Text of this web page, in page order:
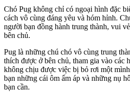
Chó Pug không chỉ có ngoại hình đặc
cách vô cùng đáng yêu và hóm hỉnh.
người bạn đồng hành trung thành, vui
bên chủ.
Pug là những chú chó vô cùng trung
thích được ở bên chủ, tham gia vào các
không chịu được việc bị bỏ rơi một
bạn những cái ôm ấm áp và những nụ
bạn cần.